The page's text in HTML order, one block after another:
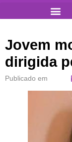
Jovem
dirigida
Publicado em